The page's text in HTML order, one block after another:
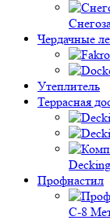
Чердачные
Утеплитель
Террасная
Decking
Профнастил
C-8